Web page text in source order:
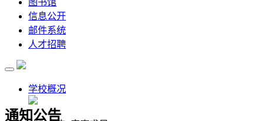
图书馆
信息公开
邮件系统
人才招聘
学校概况
通知公告